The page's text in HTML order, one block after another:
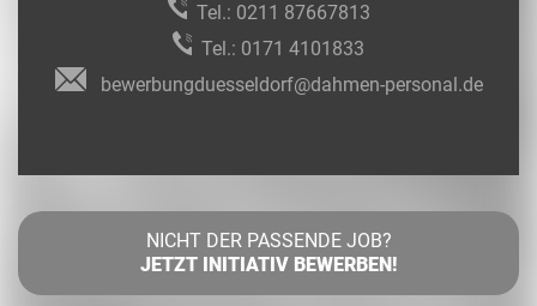
Tel.: 0211 87667813
Tel.: 0171 4101833
bewerbungduesseldorf@dahmen-personal.de
NICHT DER PASSENDE JOB?
JETZT INITIATIV BEWERBEN!